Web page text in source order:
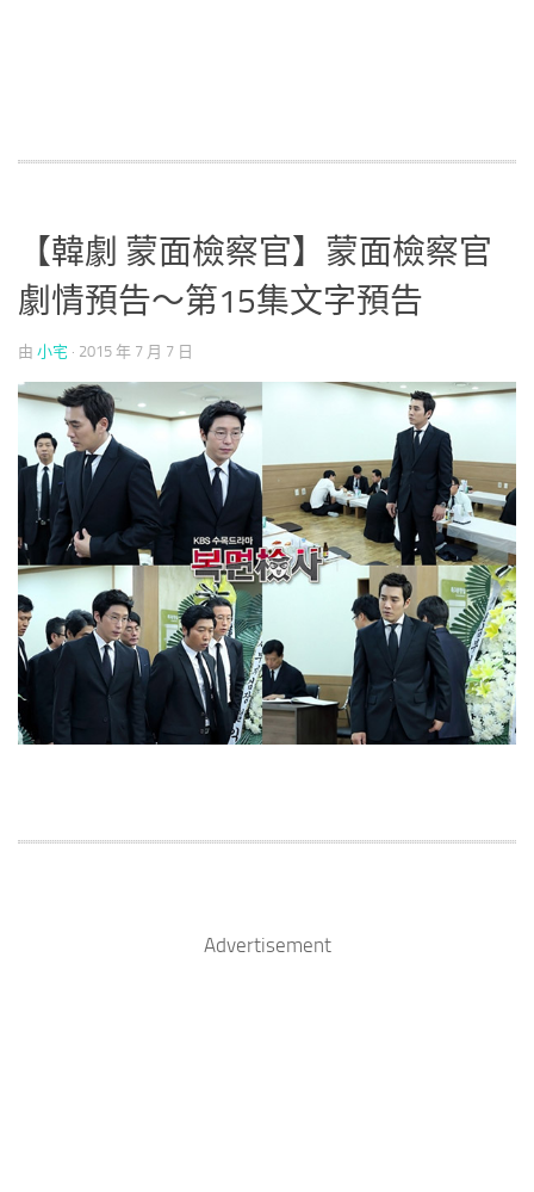
【韓劇 蒙面檢察官】蒙面檢察官
劇情預告～第15集文字預告
由 小宅 · 2015 年 7 月 7 日
Advertisement